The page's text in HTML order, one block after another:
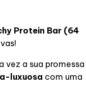
Protein Bar (64
vez a sua promessa
luxuosa com uma